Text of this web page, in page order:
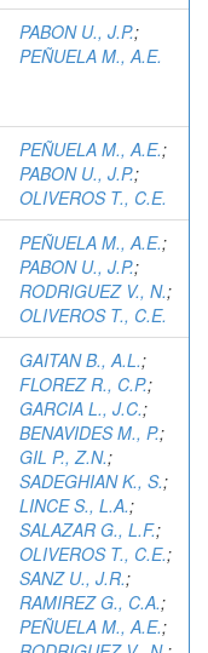
PABON U., J.P.;
PEÑUELA M., A.E.
PEÑUELA M., A.E.;
PABON U., J.P.;
OLIVEROS T., C.E.
PEÑUELA M., A.E.;
PABON U., J.P.;
RODRIGUEZ V., N.;
OLIVEROS T., C.E.
GAITAN B., A.L.;
FLOREZ R., C.P.;
GARCIA L., J.C.;
BENAVIDES M., P.;
GIL P., Z.N.;
SADEGHIAN K., S.;
LINCE S., L.A.;
SALAZAR G., L.F.;
OLIVEROS T., C.E.;
SANZ U., J.R.;
RAMIREZ G., C.A.;
PEÑUELA M., A.E.;